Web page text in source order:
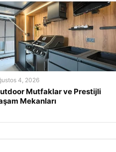
4, 2026
Mutfaklar ve Prestijli
Mekanları